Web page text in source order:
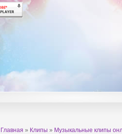
Главная » Клипы » Музыкальные клипы